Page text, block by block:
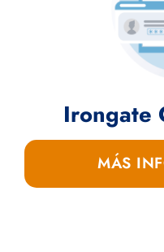
Irongate
MÁS